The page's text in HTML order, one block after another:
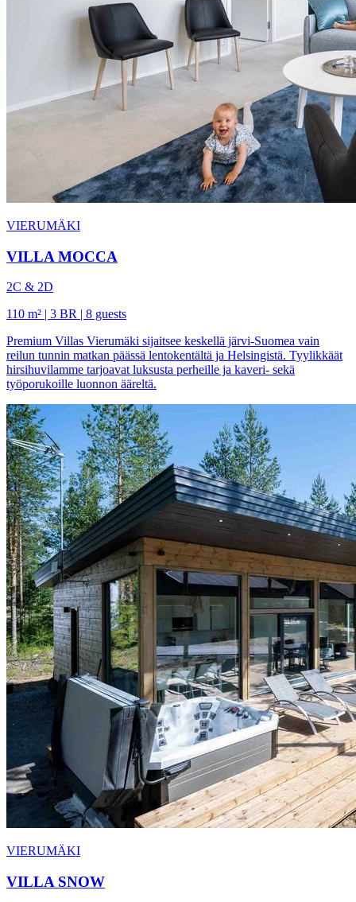
VIERUMÄKI
VILLA MOCCA
2C & 2D
110 m² | 3 BR | 8 guests
Premium Villas Vierumäki sijaitsee keskellä järvi-Suomea vain
reilun tunnin matkan päässä lentokentältä ja Helsingistä. Tyylikkäät
hirsihuvilamme tarjoavat luksusta perheille ja kaveri- sekä
työporukoille luonnon ääreltä.
VIERUMÄKI
VILLA SNOW